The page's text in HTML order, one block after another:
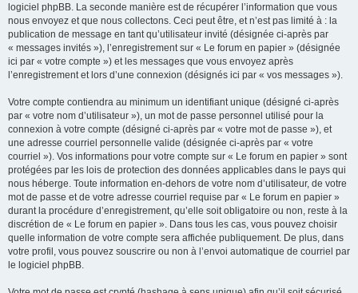
logiciel phpBB. La seconde manière est de récupérer l’information que vous
nous envoyez et que nous collectons. Ceci peut être, et n’est pas limité à : la
publication de message en tant qu’utilisateur invité (désignée ci-après par
« messages invités »), l’enregistrement sur « Le forum en papier » (désignée
ici par « votre compte ») et les messages que vous envoyez après
l’enregistrement et lors d’une connexion (désignés ici par « vos messages »).
Votre compte contiendra au minimum un identifiant unique (désigné ci-après
par « votre nom d’utilisateur »), un mot de passe personnel utilisé pour la
connexion à votre compte (désigné ci-après par « votre mot de passe »), et
une adresse courriel personnelle valide (désignée ci-après par « votre
courriel »). Vos informations pour votre compte sur « Le forum en papier » sont
protégées par les lois de protection des données applicables dans le pays qui
nous héberge. Toute information en-dehors de votre nom d’utilisateur, de votre
mot de passe et de votre adresse courriel requise par « Le forum en papier »
durant la procédure d’enregistrement, qu’elle soit obligatoire ou non, reste à la
discrétion de « Le forum en papier ». Dans tous les cas, vous pouvez choisir
quelle information de votre compte sera affichée publiquement. De plus, dans
votre profil, vous pouvez souscrire ou non à l’envoi automatique de courriel par
le logiciel phpBB.